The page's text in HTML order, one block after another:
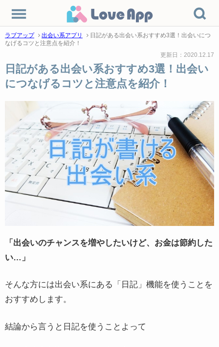
ラブアップ 出会い系アプリ
日記がある出会い系おすすめ3選！出会いにつ
なげるコツと注意点を紹介！
更新日：2020.12.17
日記がある出会い系おすすめ3選！出会い
につなげるコツと注意点を紹介！
「出会いのチャンスを増やしたいけど、お金は節約した
い…」
そんな方には出会い系にある「日記」機能を使うことを
おすすめします。
結論から言うと日記を使うことよって